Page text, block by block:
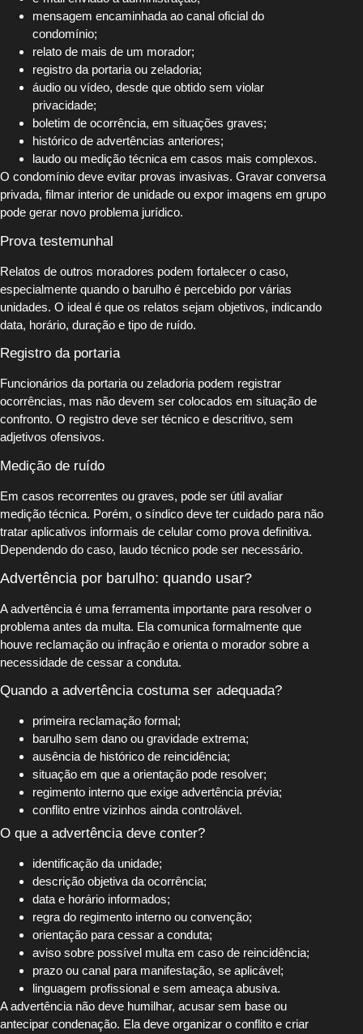
mensagem encaminhada ao canal oficial do
condomínio;
relato de mais de um morador;
registro da portaria ou zeladoria;
áudio ou vídeo, desde que obtido sem violar
privacidade;
boletim de ocorrência, em situações graves;
histórico de advertências anteriores;
laudo ou medição técnica em casos mais complexos.
O condomínio deve evitar provas invasivas. Gravar conversa
privada, filmar interior de unidade ou expor imagens em grupo
pode gerar novo problema jurídico.
Prova testemunhal
Relatos de outros moradores podem fortalecer o caso,
especialmente quando o barulho é percebido por várias
unidades. O ideal é que os relatos sejam objetivos, indicando
data, horário, duração e tipo de ruído.
Registro da portaria
Funcionários da portaria ou zeladoria podem registrar
ocorrências, mas não devem ser colocados em situação de
confronto. O registro deve ser técnico e descritivo, sem
adjetivos ofensivos.
Medição de ruído
Em casos recorrentes ou graves, pode ser útil avaliar
medição técnica. Porém, o síndico deve ter cuidado para não
tratar aplicativos informais de celular como prova definitiva.
Dependendo do caso, laudo técnico pode ser necessário.
Advertência por barulho: quando usar?
A advertência é uma ferramenta importante para resolver o
problema antes da multa. Ela comunica formalmente que
houve reclamação ou infração e orienta o morador sobre a
necessidade de cessar a conduta.
Quando a advertência costuma ser adequada?
primeira reclamação formal;
barulho sem dano ou gravidade extrema;
ausência de histórico de reincidência;
situação em que a orientação pode resolver;
regimento interno que exige advertência prévia;
conflito entre vizinhos ainda controlável.
O que a advertência deve conter?
identificação da unidade;
descrição objetiva da ocorrência;
data e horário informados;
regra do regimento interno ou convenção;
orientação para cessar a conduta;
aviso sobre possível multa em caso de reincidência;
prazo ou canal para manifestação, se aplicável;
linguagem profissional e sem ameaça abusiva.
A advertência não deve humilhar, acusar sem base ou
antecipar condenação. Ela deve organizar o conflito e criar